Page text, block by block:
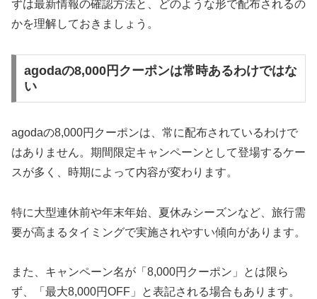
ずは最新情報の確認方法と、どのような形で配布されるの
かを理解しておきましょう。
agodaの8,000円クーポンは常時あるわけではな
い
agodaの8,000円クーポンは、常に配布されているわけで
はありません。期間限定キャンペーンとして登場するケー
スが多く、時期によって内容が変わります。
特に大型連休前や年末年始、夏休みシーズンなど、旅行需
要が高まるタイミングで実施されやすい傾向があります。
また、キャンペーン名が「8,000円クーポン」とは限ら
ず、「最大8,000円OFF」と表記される場合もあります。